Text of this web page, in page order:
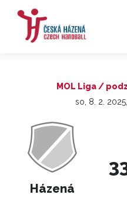
MOL Liga /
so, 8. 2.
Házená